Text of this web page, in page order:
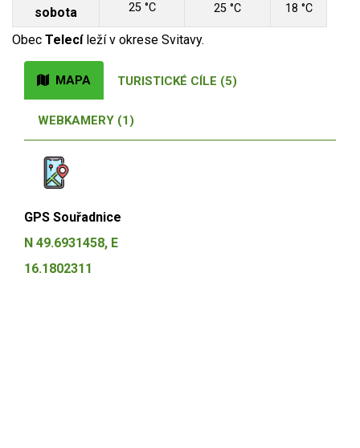
sobota
25 °C 25 °C 18 °C
Obec Telecíleží v okrese Svitavy.
MAPA TURISTICKÉ CÍLE (5)
WEBKAMERY (1)
GPS Souřadnice
N 49.6931458, E
16.1802311